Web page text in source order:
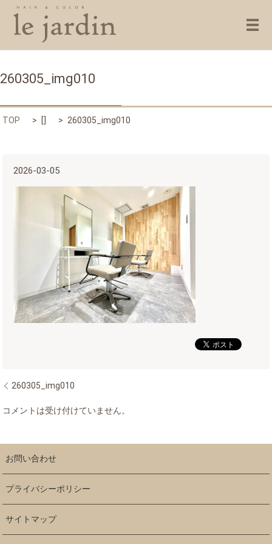
メ
260305_img010
TOP [] 260305_img010
2026-03-05
260305_img010
コメントは受け付けていません。
お問い合わせ
プライバシーポリシー
サイトマップ